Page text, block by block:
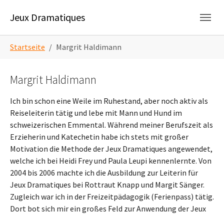
Jeux Dramatiques
Startseite Margrit Haldimann
Margrit Haldimann
Ich bin schon eine Weile im Ruhestand, aber noch aktiv als
Reiseleiterin tätig und lebe mit Mann und Hund im
schweizerischen Emmental. Während meiner Berufszeit als
Erzieherin und Katechetin habe ich stets mit großer
Motivation die Methode der Jeux Dramatiques angewendet,
welche ich bei Heidi Frey und Paula Leupi kennenlernte. Von
2004 bis 2006 machte ich die Ausbildung zur Leiterin für
Jeux Dramatiques bei Rottraut Knapp und Margit Sänger.
Zugleich war ich in der Freizeitpädagogik (Ferienpass) tätig.
Dort bot sich mir ein großes Feld zur Anwendung der Jeux